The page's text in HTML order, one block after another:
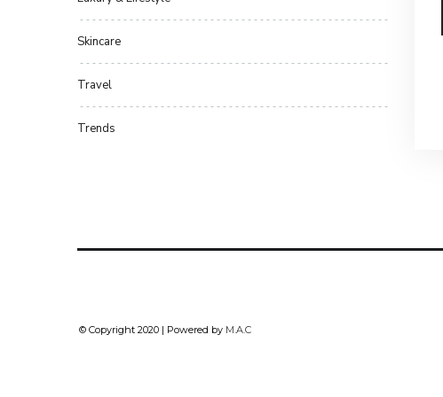
Skincare
Travel
Trends
© Copyright 2020 | Powered by M.A.C